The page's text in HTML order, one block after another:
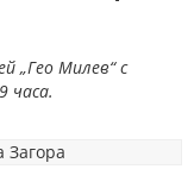
„Гео Милев“ с
часа.